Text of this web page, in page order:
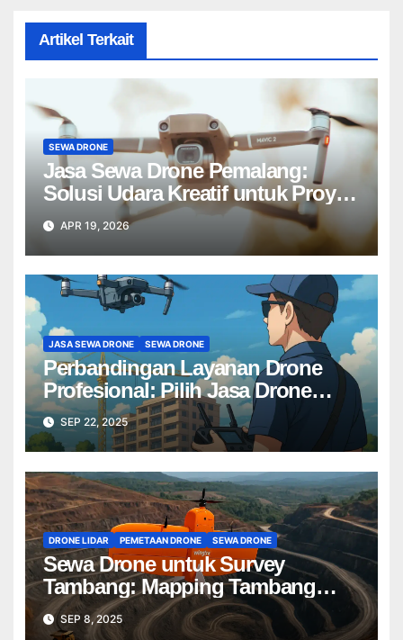
Artikel Terkait
SEWA DRONE
Jasa Sewa Drone Pemalang:
Solusi Udara Kreatif untuk Proyek
Anda Tanpa Batas】
APR 19, 2026
JASA SEWA DRONE SEWA DRONE
Perbandingan Layanan Drone
Profesional: Pilih Jasa Drone
Terbaik untuk Proyek Anda
SEP 22, 2025
DRONE LIDAR PEMETAAN DRONE SEWA DRONE
Sewa Drone untuk Survey
Tambang: Mapping Tambang
Profesional Lebih Cepat & Akurat
SEP 8, 2025